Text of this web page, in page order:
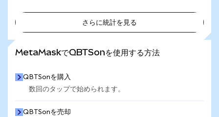
さらに統計を見る
MetaMaskでQBTSonを使用する方法
QBTSonを購入
数回のタップで始められます。
QBTSonを売却